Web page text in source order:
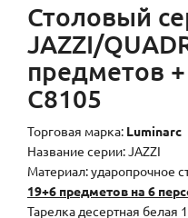
Столовый
JAZZI/
предметов
C8105
Торговая марка: Luminarc
Название серии: JAZZI
Материал: ударопрочное
19+6 предметов на 6
Тарелка десертная белая